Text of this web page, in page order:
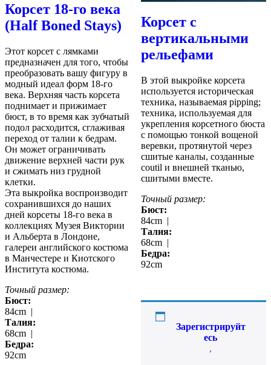
Корсет 18-го века
(Half Boned Stays)
Этот корсет с лямками
предназначен для того, чтобы
преобразовать вашу фигуру в
модный идеал форм 18-го
века. Верхняя часть корсета
поднимает и прижимает
бюст, в то время как зубчатый
подол расходится, сглаживая
переход от талии к бедрам.
Он может ограничивать
движение верхней части рук
и сжимать низ грудной
клетки.
Эта выкройка воспроизводит
сохранившихся до наших
дней корсеты 18-го века в
коллекциях Музея Виктории
и Альберта в Лондоне,
галереи английского костюма
в Манчестере и Киотского
Института костюма.
Точный размер:
Бюст:
84cm |
Талия:
68cm |
Бедра:
92cm
Корсет с
вертикальными
рельефами
В этой выкройке корсета
используется историческая
техника, называемая pipping;
техника, используемая для
укрепления корсетного бюста
с помощью тонкой вощеной
веревки, протянутой через
сшитые каналы, созданные
coutil и внешней тканью,
сшитыми вместе.
Точный размер:
Бюст:
84cm |
Талия:
68cm |
Бедра:
92cm
Зарегистрируйт
есь
,